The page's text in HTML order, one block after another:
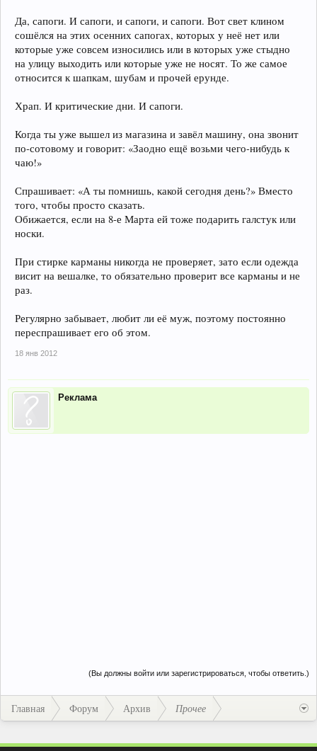
Да, сапоги. И сапоги, и сапоги, и сапоги. Вот свет клином
сошёлся на этих осенних сапогах, которых у неё нет или
которые уже совсем износились или в которых уже стыдно
на улицу выходить или которые уже не носят. То же самое
относится к шапкам, шубам и прочей ерунде.
Храп. И критические дни. И сапоги.
Когда ты уже вышел из магазина и завёл машину, она звонит
по-сотовому и говорит: «Заодно ещё возьми чего-нибудь к
чаю!»
Спрашивает: «А ты помнишь, какой сегодня день?» Вместо
того, чтобы просто сказать.
Обижается, если на 8-е Марта ей тоже подарить галстук или
носки.
При стирке карманы никогда не проверяет, зато если одежда
висит на вешалке, то обязательно проверит все карманы и не
раз.
Регулярно забывает, любит ли её муж, поэтому постоянно
переспрашивает его об этом.
18 янв 2012
Реклама
(Вы должны войти или зарегистрироваться, чтобы ответить.)
Главная Форум Архив Прочее